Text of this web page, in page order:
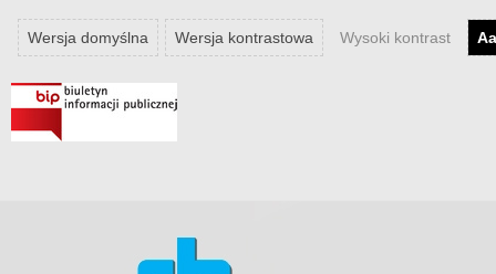
Wersja domyślna Wersja kontrastowa Wysoki kontrast Aa